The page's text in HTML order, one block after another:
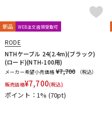
新品 WEB注文店頭受取可
RODE
NTHケーブル 24(2.4m)(ブラック)
(ロード)(NTH-100用)
メーカー希望小売価格 ¥7,700
（税込）
販売価格¥7,700(税込)
ポイント：1% (70pt)